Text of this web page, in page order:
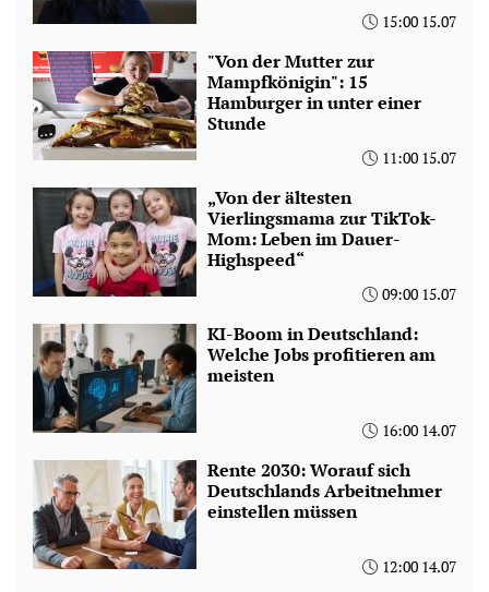
15:00 15.07
"Von der Mutter zur
Mampfkönigin": 15
Hamburger in unter einer
Stunde
11:00 15.07
„Von der ältesten
Vierlingsmama zur TikTok-
Mom: Leben im Dauer-
Highspeed“
09:00 15.07
KI-Boom in Deutschland:
Welche Jobs profitieren am
meisten
16:00 14.07
Rente 2030: Worauf sich
Deutschlands Arbeitnehmer
einstellen müssen
12:00 14.07